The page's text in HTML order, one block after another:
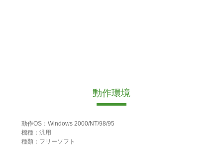
動作環境
動作OS：Windows 2000/NT/98/95
機種：汎用
種類：フリーソフト